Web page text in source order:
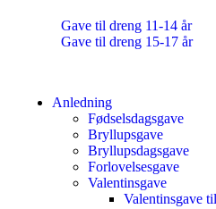
Gave til dreng 11-14 år
Gave til dreng 15-17 år
Anledning
Fødselsdagsgave
Bryllupsgave
Bryllupsdagsgave
Forlovelsesgave
Valentinsgave
Valentinsgave